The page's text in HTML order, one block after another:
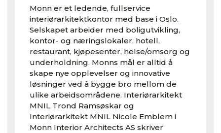
Monn er et ledende, fullservice
interiørarkitektkontor med base i Oslo.
Selskapet arbeider med boligutvikling,
kontor- og næringslokaler, hotell,
restaurant, kjøpesenter, helse/omsorg og
underholdning. Monns mål er alltid å
skape nye opplevelser og innovative
løsninger ved å bygge bro mellom de
ulike arbeidsområdene. Interiørarkitekt
MNIL Trond Ramsøskar og
Interiørarkitekt MNIL Nicole Emblem i
Monn Interior Architects AS skriver